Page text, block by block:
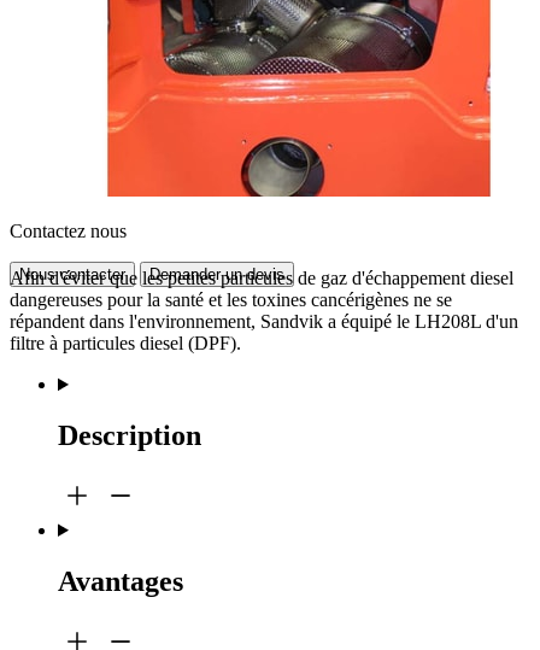
Contactez nous
Nous contacter Demander un devis
Afin d'éviter que les petites particules de gaz d'échappement diesel
dangereuses pour la santé et les toxines cancérigènes ne se
répandent dans l'environnement, Sandvik a équipé le LH208L d'un
filtre à particules diesel (DPF).
Description
Avantages